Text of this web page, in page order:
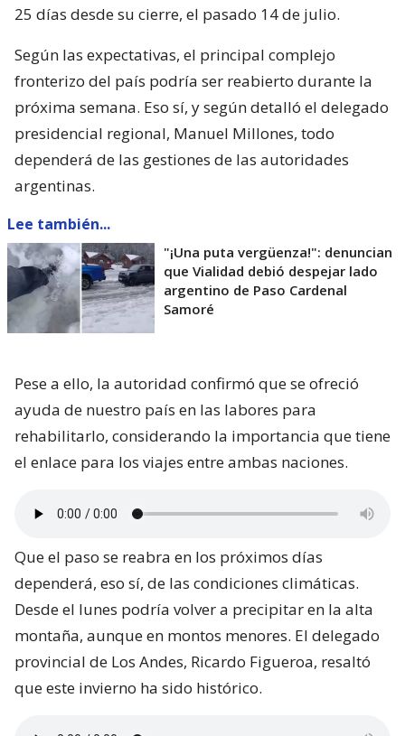
25 días desde su cierre, el pasado 14 de julio.
Según las expectativas, el principal complejo
fronterizo del país podría ser reabierto durante la
próxima semana. Eso sí, y según detalló el delegado
presidencial regional, Manuel Millones, todo
dependerá de las gestiones de las autoridades
argentinas.
Lee también...
"¡Una puta vergüenza!": denuncian
que Vialidad debió despejar lado
argentino de Paso Cardenal
Samoré
Pese a ello, la autoridad confirmó que se ofreció
ayuda de nuestro país en las labores para
rehabilitarlo, considerando la importancia que tiene
el enlace para los viajes entre ambas naciones.
Que el paso se reabra en los próximos días
dependerá, eso sí, de las condiciones climáticas.
Desde el lunes podría volver a precipitar en la alta
montaña, aunque en montos menores. El delegado
provincial de Los Andes, Ricardo Figueroa, resaltó
que este invierno ha sido histórico.